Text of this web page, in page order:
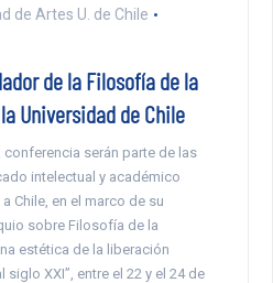
de Artes U. de Chile
de la Filosofía de la
Universidad de Chile
conferencia serán parte de las
intelectual y académico
Chile, en el marco de su
sobre Filosofía de la
estética de la liberación
XXI”, entre el 22 y el 24 de